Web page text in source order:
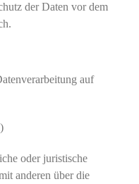
der Daten vor dem
auf
oder juristische
anderen über die